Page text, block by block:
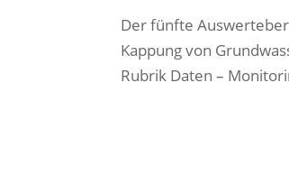
Der fünfte
Kappung von
Rubrik Daten –